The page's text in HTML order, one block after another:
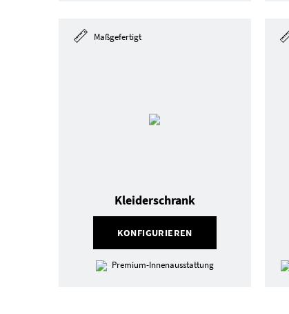
Maßgefertigt
KONFIGURIEREN
Kleiderschrank
Premium-Innenausstattung